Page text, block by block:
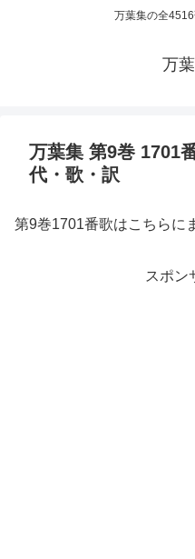
万葉集の全
万
万葉集 第9巻 1701
代・歌・訳
第9巻1701番歌はこちらに
スポン